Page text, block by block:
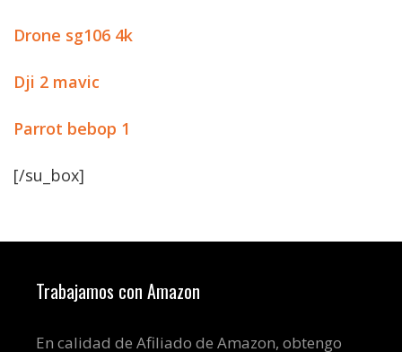
Drone sg106 4k
Dji 2 mavic
Parrot bebop 1
[/su_box]
Trabajamos con Amazon
En calidad de Afiliado de Amazon, obtengo